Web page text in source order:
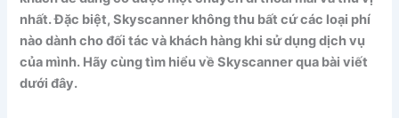
nhất. Đặc biệt, Skyscanner không thu bất cứ các loại phí
nào dành cho đối tác và khách hàng khi sử dụng dịch vụ
của mình. Hãy cùng tìm hiểu về Skyscanner qua bài viết
dưới đây.